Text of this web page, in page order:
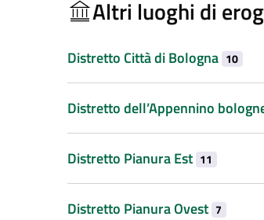
Altri luoghi di
Distretto Città di Bologna 10
Distretto dell’Appennino
Distretto Pianura Est 11
Distretto Pianura Ovest 7